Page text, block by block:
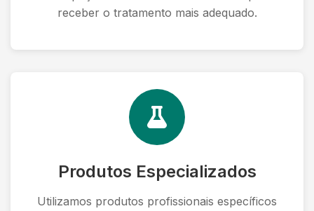
receber o tratamento mais adequado.
Produtos Especializados
Utilizamos produtos profissionais específicos